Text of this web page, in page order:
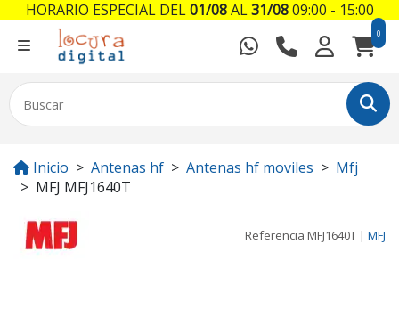
0
Inicio Antenas hf Antenas hf moviles
Mfj
MFJ MFJ1640T
Referencia MFJ1640T | MFJ
HORARIO ESPECIAL DEL01/08AL31/0809:00 - 15:00